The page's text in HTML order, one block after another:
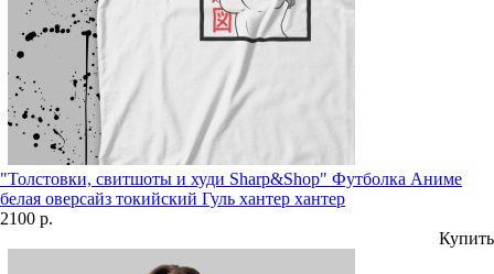
"Толстовки, свитшоты и худи Sharp&Shop" Футболка Аниме
белая оверсайз токийский Гуль хантер хантер
2100 р.
Купить